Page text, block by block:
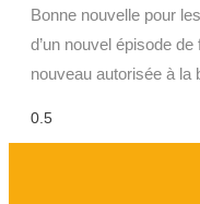
Bonne nouvelle pour
d’un nouvel épisode
nouveau autorisée à la